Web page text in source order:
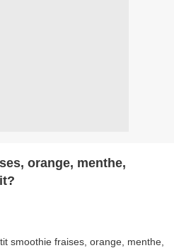
orange, menthe,